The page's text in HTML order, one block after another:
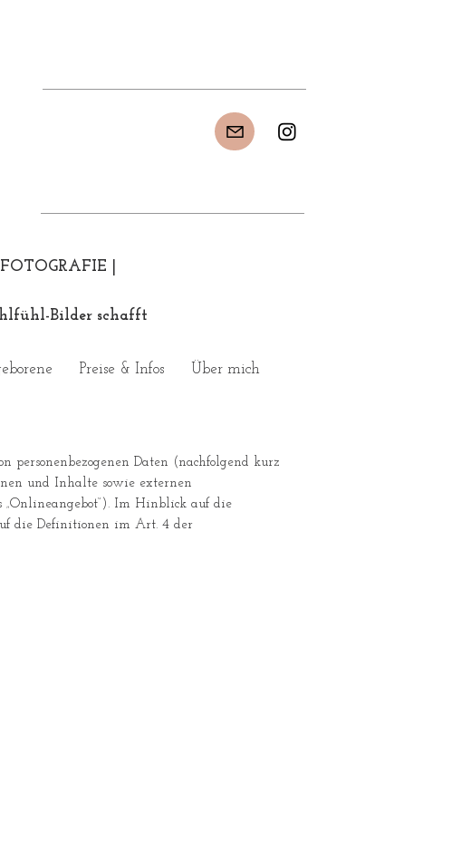
|
Bilder schafft
Preise & Infos Über mich
Daten (nachfolgend kurz
und Inhalte sowie externen
„Onlineangebot“). Im Hinblick auf die
die Definitionen im Art. 4 der